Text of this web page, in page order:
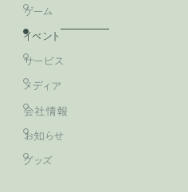
ゲーム
イベント
サービス
メディア
会社情報
お知らせ
グッズ